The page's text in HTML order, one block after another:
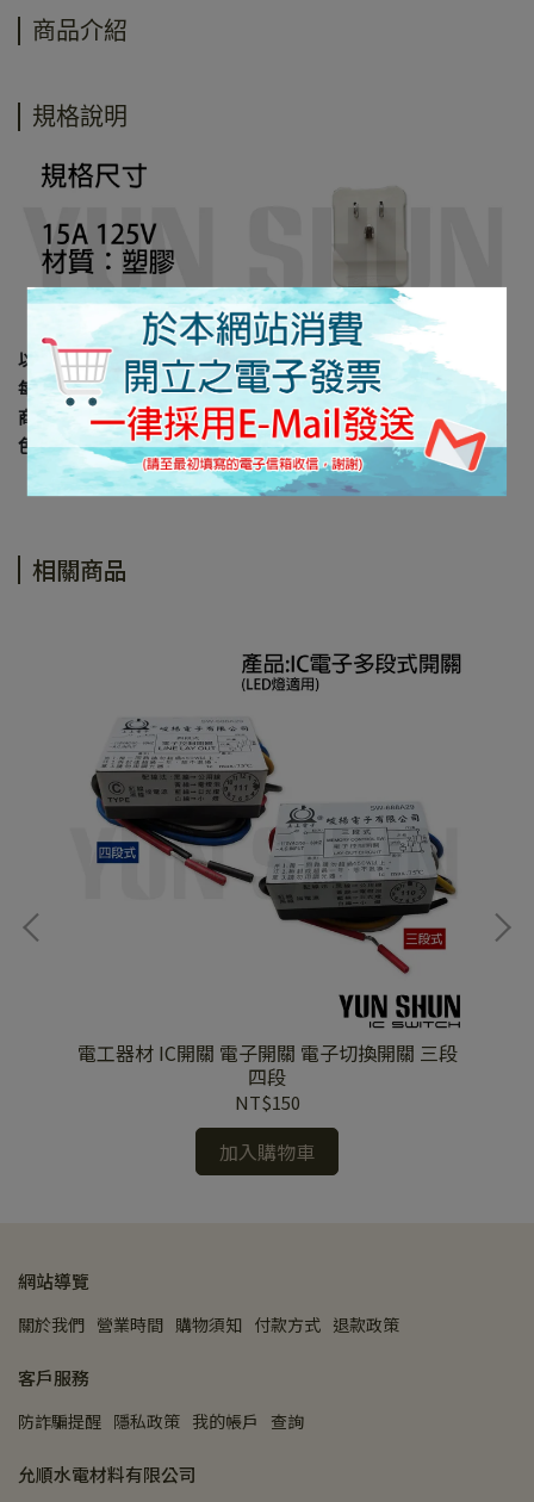
商品介紹
規格說明
以上規格資料若有任何錯誤，以原廠規格所公佈資料為準。
每台電腦螢幕因設定及廠牌的不同，皆會影響顯示器的顏色呈現，
商品難免會有色差及個人感官認知的差異， 所以出貨以實際商品顏
色為主。
相關商品
電工器材 IC開關 電子開關 電子切換開關 三段
四段
NT$150
加入購物車
網站導覽
關於我們 營業時間 購物須知 付款方式 退款政策
客戶服務
防詐騙提醒 隱私政策 我的帳戶 查詢
允順水電材料有限公司